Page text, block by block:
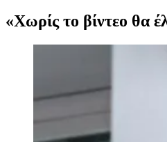
«Χωρίς το βίντεο θα